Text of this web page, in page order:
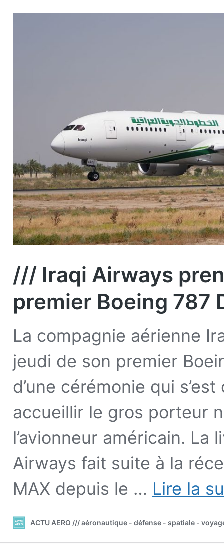
/// Iraqi Airways
premier Boeing 787
La compagnie aérienne
jeudi de son premier
d’une cérémonie qui
accueillir le gros porteur
l’avionneur américain.
Airways fait suite à la
MAX depuis le … Lire la
ACTU AERO /// aéronautique - défense - spatiale -